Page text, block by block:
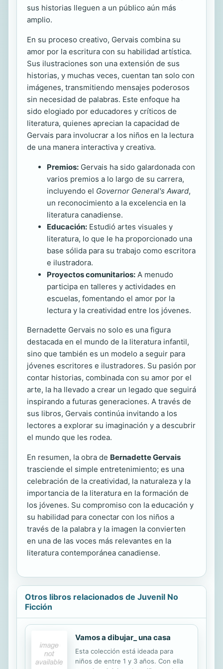
sus historias lleguen a un público aún más
amplio.
En su proceso creativo, Gervais combina su
amor por la escritura con su habilidad artística.
Sus ilustraciones son una extensión de sus
historias, y muchas veces, cuentan tan solo con
imágenes, transmitiendo mensajes poderosos
sin necesidad de palabras. Este enfoque ha
sido elogiado por educadores y críticos de
literatura, quienes aprecian la capacidad de
Gervais para involucrar a los niños en la lectura
de una manera interactiva y creativa.
Premios: Gervais ha sido galardonada con
varios premios a lo largo de su carrera,
incluyendo el Governor General's Award,
un reconocimiento a la excelencia en la
literatura canadiense.
Educación: Estudió artes visuales y
literatura, lo que le ha proporcionado una
base sólida para su trabajo como escritora
e ilustradora.
Proyectos comunitarios: A menudo
participa en talleres y actividades en
escuelas, fomentando el amor por la
lectura y la creatividad entre los jóvenes.
Bernadette Gervais no solo es una figura
destacada en el mundo de la literatura infantil,
sino que también es un modelo a seguir para
jóvenes escritores e ilustradores. Su pasión por
contar historias, combinada con su amor por el
arte, la ha llevado a crear un legado que seguirá
inspirando a futuras generaciones. A través de
sus libros, Gervais continúa invitando a los
lectores a explorar su imaginación y a descubrir
el mundo que les rodea.
En resumen, la obra de Bernadette Gervais
trasciende el simple entretenimiento; es una
celebración de la creatividad, la naturaleza y la
importancia de la literatura en la formación de
los jóvenes. Su compromiso con la educación y
su habilidad para conectar con los niños a
través de la palabra y la imagen la convierten
en una de las voces más relevantes en la
literatura contemporánea canadiense.
Otros libros relacionados de Juvenil No
Ficción
Vamos a dibujar_ una casa
Esta colección está ideada para
niños de entre 1 y 3 años. Con ella